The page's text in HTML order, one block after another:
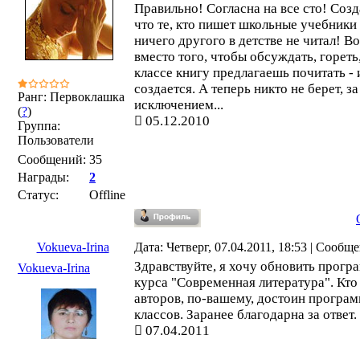
Ранг: Первоклашка
(?)
Группа:
Пользователи
Сообщений: 35
Награды:
2
Статус:
Offline
Правильно! Согласна на все сто!
что те, кто пишет школьные
ничего другого в детстве не читал!
вместо того, чтобы обсуждать,
классе книгу предлагаешь почитать -
создается. А теперь никто не берет,
исключением...
05.12.2010
Vokueva-Irina
Дата: Четверг, 07.04.2011, 18:53 |
Vokueva-Irina
Здравствуйте, я хочу обновить
курса "Современная литература".
авторов, по-вашему, достоин
классов. Заранее благодарна за ответ.
07.04.2011